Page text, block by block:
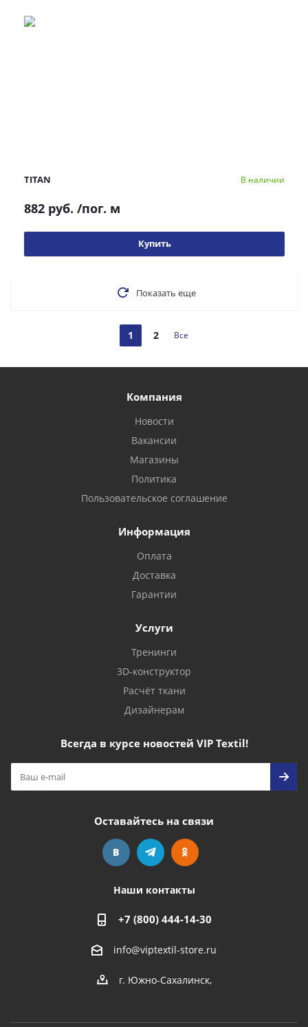
TITAN В наличии
882 руб. /пог. м
Купить
Показать еще
1 2 Все
Компания
Новости
Вакансии
Магазины
Политика
Пользовательское соглашение
Информация
Оплата
Доставка
Гарантии
Услуги
Тренинги
3D-конструктор
Расчёт ткани
Дизайнерам
Всегда в курсе новостей VIP Textil!
Оставайтесь на связи
Наши контакты
+7 (800) 444-14-30
info@viptextil-store.ru
г. Южно-Сахалинск,